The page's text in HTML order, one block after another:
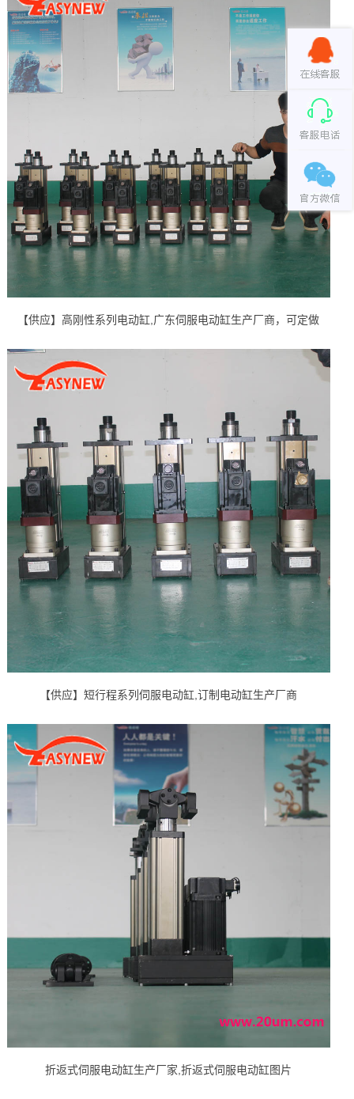
【供应】高刚性系列电动缸,广东伺服电动缸生产厂商，可定做
【供应】短行程系列伺服电动缸,订制电动缸生产厂商
折返式伺服电动缸生产厂家,折返式伺服电动缸图片